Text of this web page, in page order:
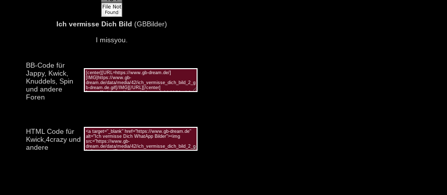
Ich vermisse Dich Bild (GBBilder)
I missyou.
BB-Code für
Jappy, Kwick,
Knuddels, Spin
und andere
Foren
HTML Code für
Kwick,4crazy und
andere